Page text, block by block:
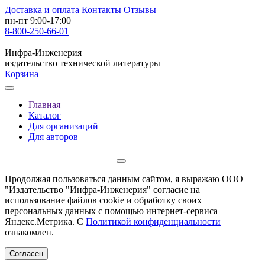
Доставка и оплата Контакты Отзывы
пн-пт 9:00-17:00
8-800-250-66-01
Инфра-Инженерия
издательство технической литературы
Корзина
Главная
Каталог
Для организаций
Для авторов
Продолжая пользоваться данным сайтом, я выражаю ООО
"Издательство "Инфра-Инженерия" согласие на
использование файлов cookie и обработку своих
персональных данных с помощью интернет-сервиса
Яндекс.Метрика. С Политикой конфиденциальности
ознакомлен.
Согласен